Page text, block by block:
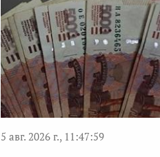
5 авг. 2026 г., 11:47:59